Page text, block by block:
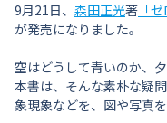
9月21日、 森田正光著 「
が発売になりました。
空はどうして青いのか、
本書は、そんな素朴な疑
象現象などを、図や写真